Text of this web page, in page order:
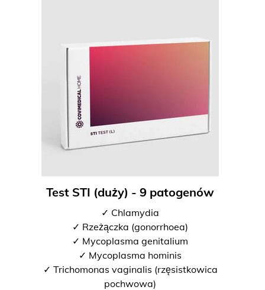
Test STI (duży) - 9 patogenów
✓ Chlamydia
✓ Rzeżączka (gonorrhoea)
✓ Mycoplasma genitalium
✓ Mycoplasma hominis
✓ Trichomonas vaginalis (rzęsistkowica
pochwowa)